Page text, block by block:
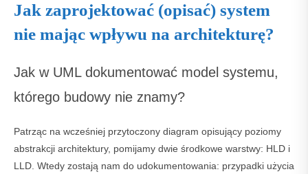
Jak zaprojektować (opisać) system
nie mając wpływu na architekturę?
Jak w UML dokumentować model systemu,
którego budowy nie znamy?
Patrząc na wcześniej przytoczony diagram opisujący poziomy
abstrakcji architektury, pomijamy dwie środkowe warstwy: HLD i
LLD. Wtedy zostają nam do udokumentowania: przypadki użycia